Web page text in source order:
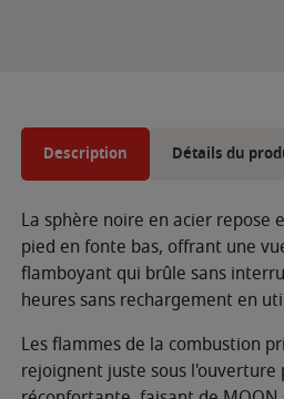
Description Détails du
La sphère noire en acier repose
pied en fonte bas, offrant une
flamboyant qui brûle sans
heures sans rechargement en
Les flammes de la combustion
rejoignent juste sous